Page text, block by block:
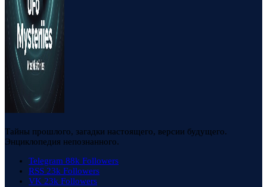
Тайны прошлого, загадки настоящего, версии будущего.
Энциклопедия непознанного.
Telegram 88k Followers
RSS 23k Followers
VK 23k Followers